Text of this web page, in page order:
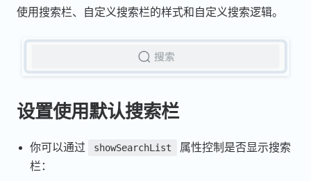
使用搜索栏、自定义搜索栏的样式和自定义搜索逻辑。
设置使用默认搜索栏
你可以通过 showSearchList
属性控制是否显示搜索
栏：